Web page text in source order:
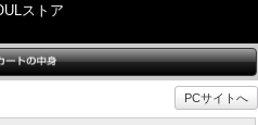
ストア
PCサイトへ